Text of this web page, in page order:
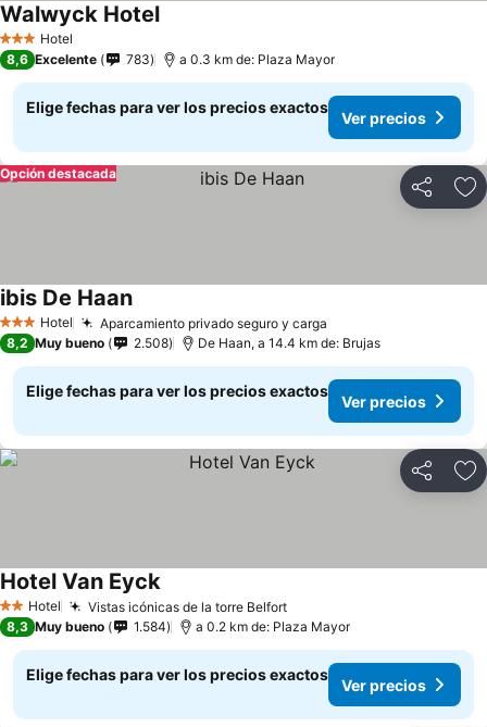
3 Estrellas
Hotel
Walwyck HotelVer precios
8,6 Excelente 783 a 0.3 km de: Plaza Mayor
Elige fechas para ver los precios exactos
Ver precios
Compartir
Opción destacada
3 Estrellas
Hotel Aparcamiento privado seguro y carga
ibis De HaanVer precios
8,2 Muy bueno 2.508 De Haan, a 14.4 km de: Brujas
Elige fechas para ver los precios exactos
Ver precios
Compartir
2 Estrellas
Hotel Vistas icónicas de la torre BelfortVer precios
Hotel Van EyckVer precios
8,3 Muy bueno 1.584 a 0.2 km de: Plaza Mayor
Elige fechas para ver los precios exactos
Ver precios